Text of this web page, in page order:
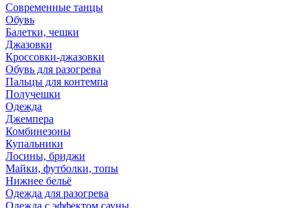
Современные танцы
Обувь
Балетки, чешки
Джазовки
Кроссовки-джазовки
Обувь для разогрева
Пальцы для контемпа
Получешки
Одежда
Джемпера
Комбинезоны
Купальники
Лосины, бриджи
Майки, футболки, топы
Нижнее бельё
Одежда для разогрева
Одежда с эффектом сауны